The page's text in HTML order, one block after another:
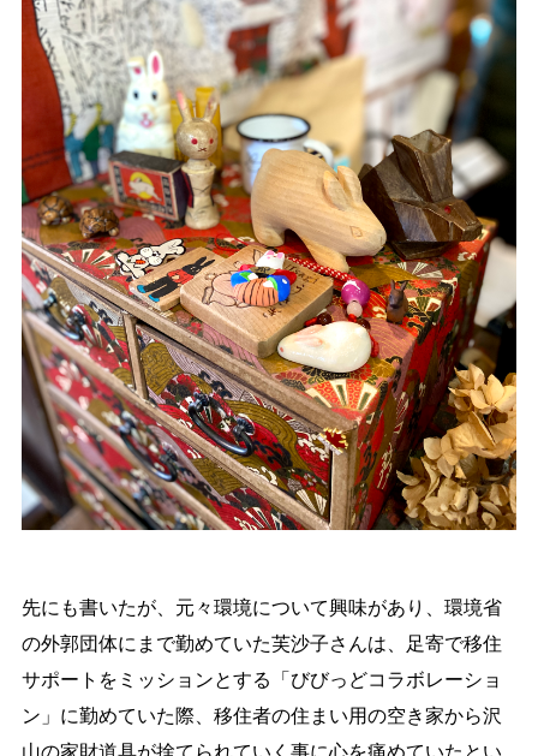
先にも書いたが、元々環境について興味があり、環境省
の外郭団体にまで勤めていた芙沙子さんは、足寄で移住
サポートをミッションとする「びびっどコラボレーショ
ン」に勤めていた際、移住者の住まい用の空き家から沢
山の家財道具が捨てられていく事に心を痛めていたとい